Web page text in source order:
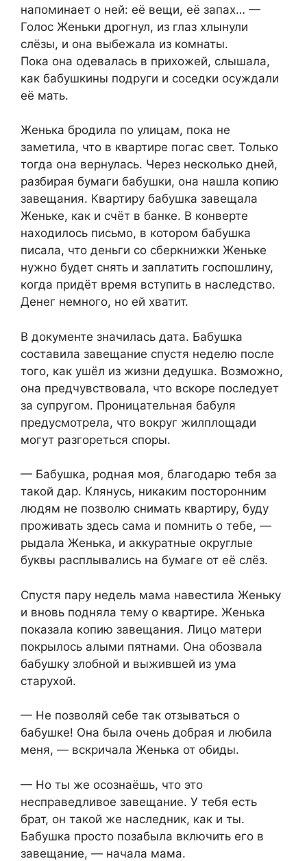
напоминает о ней: её вещи, её запах… —
Голос Женьки дрогнул, из глаз хлынули
слёзы, и она выбежала из комнаты.
Пока она одевалась в прихожей, слышала,
как бабушкины подруги и соседки осуждали
её мать.
Женька бродила по улицам, пока не
заметила, что в квартире погас свет. Только
тогда она вернулась. Через несколько дней,
разбирая бумаги бабушки, она нашла копию
завещания. Квартиру бабушка завещала
Женьке, как и счёт в банке. В конверте
находилось письмо, в котором бабушка
писала, что деньги со сберкнижки Женьке
нужно будет снять и заплатить госпошлину,
когда придёт время вступить в наследство.
Денег немного, но ей хватит.
В документе значилась дата. Бабушка
составила завещание спустя неделю после
того, как ушёл из жизни дедушка. Возможно,
она предчувствовала, что вскоре последует
за супругом. Проницательная бабуля
предусмотрела, что вокруг жилплощади
могут разгореться споры.
— Бабушка, родная моя, благодарю тебя за
такой дар. Клянусь, никаким посторонним
людям не позволю снимать квартиру, буду
проживать здесь сама и помнить о тебе, —
рыдала Женька, и аккуратные округлые
буквы расплывались на бумаге от её слёз.
Спустя пару недель мама навестила Женьку
и вновь подняла тему о квартире. Женька
показала копию завещания. Лицо матери
покрылось алыми пятнами. Она обозвала
бабушку злобной и выжившей из ума
старухой.
— Не позволяй себе так отзываться о
бабушке! Она была очень добрая и любила
меня, — вскричала Женька от обиды.
— Но ты же осознаёшь, что это
несправедливое завещание. У тебя есть
брат, он такой же наследник, как и ты.
Бабушка просто позабыла включить его в
завещание, — начала мама.